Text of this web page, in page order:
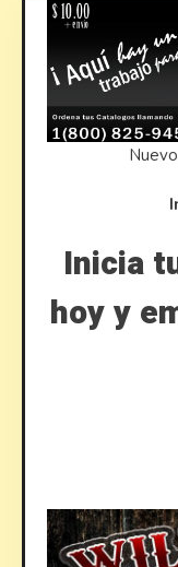
Inicia
hoy y